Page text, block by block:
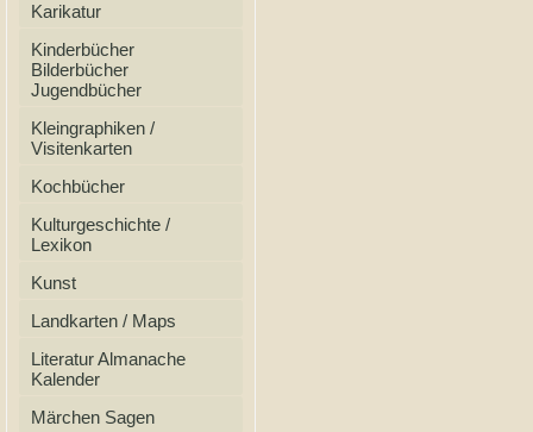
Karikatur
Kinderbücher
Bilderbücher
Jugendbücher
Kleingraphiken /
Visitenkarten
Kochbücher
Kulturgeschichte /
Lexikon
Kunst
Landkarten / Maps
Literatur Almanache
Kalender
Märchen Sagen